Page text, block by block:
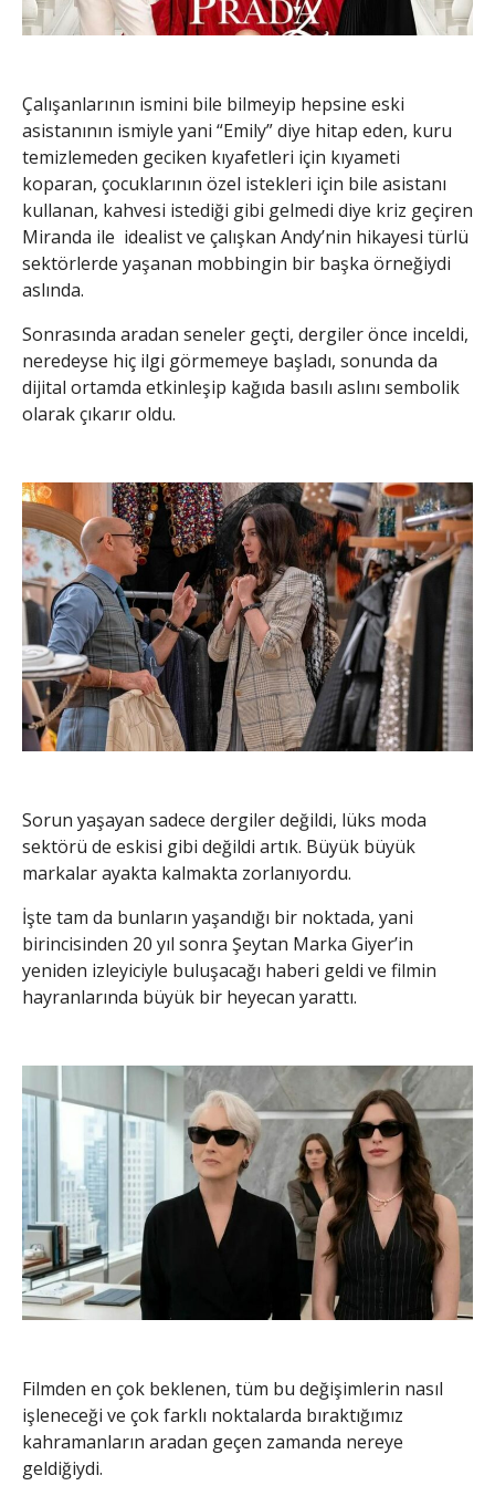
Çalışanlarının ismini bile bilmeyip hepsine eski
asistanının ismiyle yani “Emily” diye hitap eden, kuru
temizlemeden geciken kıyafetleri için kıyameti
koparan, çocuklarının özel istekleri için bile asistanı
kullanan, kahvesi istediği gibi gelmedi diye kriz geçiren
Miranda ile idealist ve çalışkan Andy’nin hikayesi türlü
sektörlerde yaşanan mobbingin bir başka örneğiydi
aslında.
Sonrasında aradan seneler geçti, dergiler önce inceldi,
neredeyse hiç ilgi görmemeye başladı, sonunda da
dijital ortamda etkinleşip kağıda basılı aslını sembolik
olarak çıkarır oldu.
Sorun yaşayan sadece dergiler değildi, lüks moda
sektörü de eskisi gibi değildi artık. Büyük büyük
markalar ayakta kalmakta zorlanıyordu.
İşte tam da bunların yaşandığı bir noktada, yani
birincisinden 20 yıl sonra Şeytan Marka Giyer’in
yeniden izleyiciyle buluşacağı haberi geldi ve filmin
hayranlarında büyük bir heyecan yarattı.
Filmden en çok beklenen, tüm bu değişimlerin nasıl
işleneceği ve çok farklı noktalarda bıraktığımız
kahramanların aradan geçen zamanda nereye
geldiğiydi.